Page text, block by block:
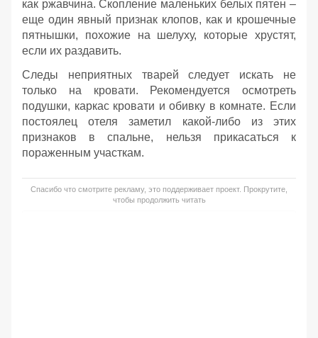
как ржавчина. Скопление маленьких белых пятен –
еще один явный признак клопов, как и крошечные
пятнышки, похожие на шелуху, которые хрустят,
если их раздавить.
Следы неприятных тварей следует искать не
только на кровати. Рекомендуется осмотреть
подушки, каркас кровати и обивку в комнате. Если
постоялец отеля заметил какой-либо из этих
признаков в спальне, нельзя прикасаться к
пораженным участкам.
Спасибо что смотрите рекламу, это поддерживает проект. Прокрутите,
чтобы продолжить читать